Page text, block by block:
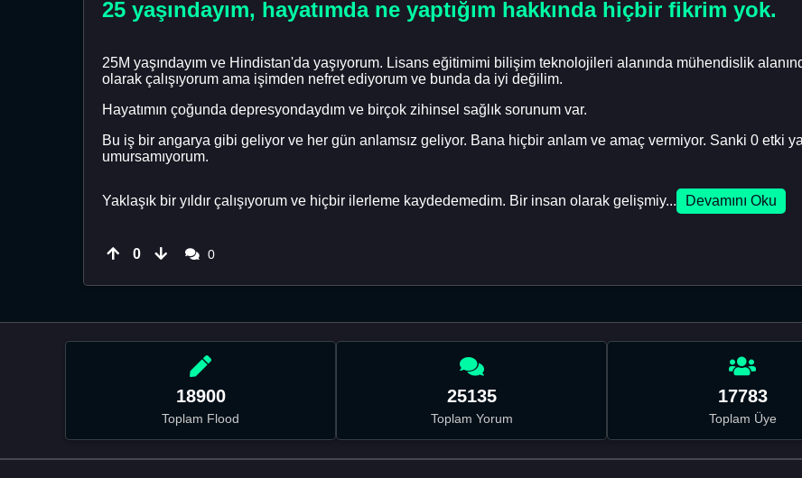
25 yaşındayım, hayatımda ne yaptığım hakkında hiçbir fikrim yok.
25M yaşındayım ve Hindistan'da yaşıyorum. Lisans eğitimimi bilişim teknolojileri alanında mühendislik
olarak çalışıyorum ama işimden nefret ediyorum ve bunda da iyi değilim.
Hayatımın çoğunda depresyondaydım ve birçok zihinsel sağlık sorunum var.
Bu iş bir angarya gibi geliyor ve her gün anlamsız geliyor. Bana hiçbir anlam ve amaç vermiyor. Sanki 0 etki
umursamıyorum.
Yaklaşık bir yıldır çalışıyorum ve hiçbir ilerleme kaydedemedim. Bir insan olarak gelişmiy... Devamını Oku
0 0
18900
Toplam Flood
25135
Toplam Yorum
17783
Toplam Üye